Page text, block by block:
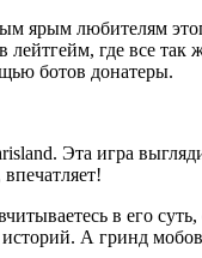
ярым любителям
где все
ботов донатеры.
Эта игра
в его суть,
А гринд